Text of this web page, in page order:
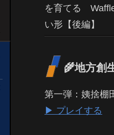
を育てる
い形【後編】
🌾地方創
第一弾：姨捨棚
▶ プレイする